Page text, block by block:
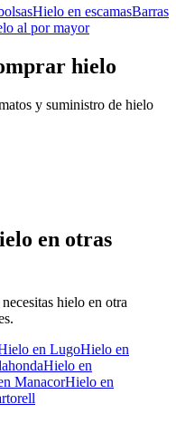
Hielo en escamasBarras
al por mayor
hielo
y suministro de hielo
en otras
hielo en otra
en LugoHielo en
Hielo en
ManacorHielo en